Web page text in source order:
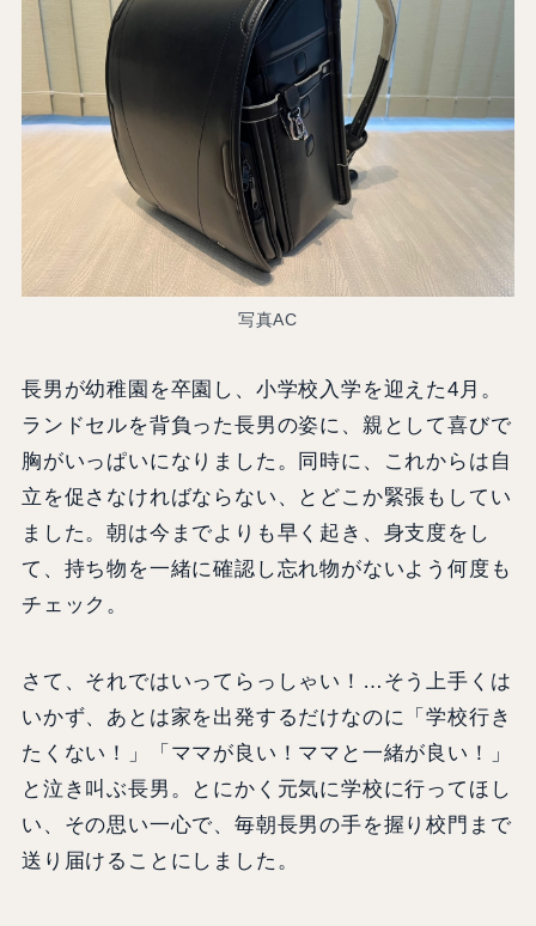
写真AC
長男が幼稚園を卒園し、小学校入学を迎えた4月。
ランドセルを背負った長男の姿に、親として喜びで
胸がいっぱいになりました。同時に、これからは自
立を促さなければならない、とどこか緊張もしてい
ました。朝は今までよりも早く起き、身支度をし
て、持ち物を一緒に確認し忘れ物がないよう何度も
チェック。
さて、それではいってらっしゃい！…そう上手くは
いかず、あとは家を出発するだけなのに「学校行き
たくない！」「ママが良い！ママと一緒が良い！」
と泣き叫ぶ長男。とにかく元気に学校に行ってほし
い、その思い一心で、毎朝長男の手を握り校門まで
送り届けることにしました。